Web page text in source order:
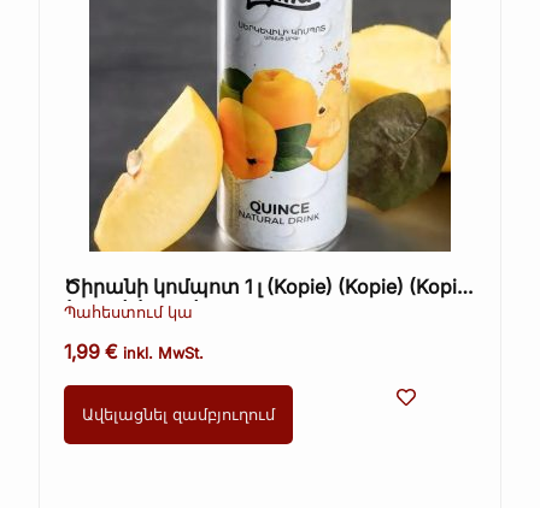
Ծիրանի կոմպոտ 1 լ (Kopie) (Kopie) (Kopie)
(Kopie) (Kopie)
Պահեստում կա
1,99€ inkl. MwSt.
Ավելացնել զամբյուղում